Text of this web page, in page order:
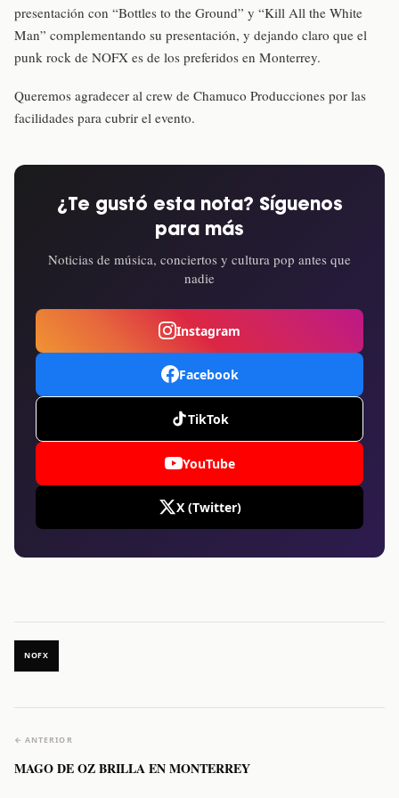
presentación con “Bottles to the Ground” y “Kill All the White
Man” complementando su presentación, y dejando claro que el
punk rock de NOFX es de los preferidos en Monterrey.
Queremos agradecer al crew de Chamuco Producciones por las
facilidades para cubrir el evento.
¿Te gustó esta nota? Síguenos
para más
Noticias de música, conciertos y cultura pop antes que
nadie
Instagram
Facebook
TikTok
YouTube
X (Twitter)
NOFX
← ANTERIOR
MAGO DE OZ BRILLA EN MONTERREY